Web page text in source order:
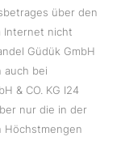
über den
Internet nicht
Güdük GmbH
auch bei
& CO. KG I24
nur die in der
Höchstmengen